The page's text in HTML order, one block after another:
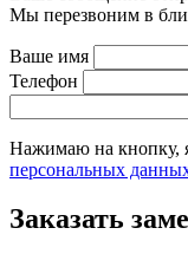
Мы перезвоним в
Ваше имя
Телефон
Нажимаю на кнопку,
персональных
Заказать